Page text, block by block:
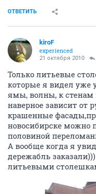
ОТВЕТИТЬ
kiroF
experienced
21 октября 2010
Только литьевые
которые я видел уже
ямы, волны, к стенам
наверное зависит от
крашенные
новосибирске можно
половиной
А вообще когда я
дережабль
литьевыми